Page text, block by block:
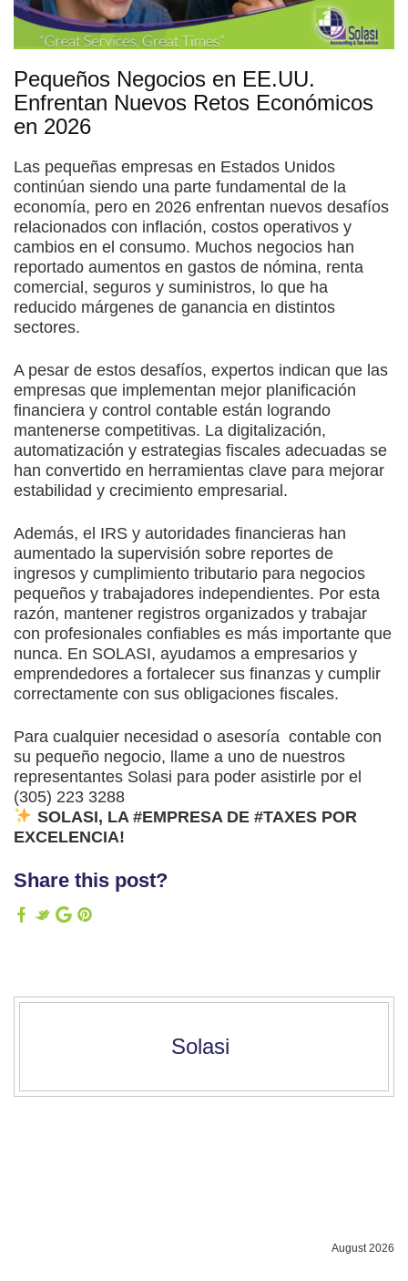
Pequeños Negocios en EE.UU.
Enfrentan Nuevos Retos Económicos
en 2026
Las pequeñas empresas en Estados Unidos
continúan siendo una parte fundamental de la
economía, pero en 2026 enfrentan nuevos desafíos
relacionados con inflación, costos operativos y
cambios en el consumo. Muchos negocios han
reportado aumentos en gastos de nómina, renta
comercial, seguros y suministros, lo que ha
reducido márgenes de ganancia en distintos
sectores.
A pesar de estos desafíos, expertos indican que las
empresas que implementan mejor planificación
financiera y control contable están logrando
mantenerse competitivas. La digitalización,
automatización y estrategias fiscales adecuadas se
han convertido en herramientas clave para mejorar
estabilidad y crecimiento empresarial.
Además, el IRS y autoridades financieras han
aumentado la supervisión sobre reportes de
ingresos y cumplimiento tributario para negocios
pequeños y trabajadores independientes. Por esta
razón, mantener registros organizados y trabajar
con profesionales confiables es más importante que
nunca. En SOLASI, ayudamos a empresarios y
emprendedores a fortalecer sus finanzas y cumplir
correctamente con sus obligaciones fiscales.
Para cualquier necesidad o asesoría contable con
su pequeño negocio, llame a uno de nuestros
representantes Solasi para poder asistirle por el
(305) 223 3288
SOLASI, LA #EMPRESA DE #TAXES POR
EXCELENCIA!
Share this post?
Solasi
August 2026